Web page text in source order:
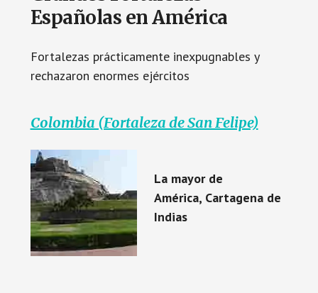
Españolas en América
Fortalezas prácticamente inexpugnables y
rechazaron enormes ejércitos
Colombia (Fortaleza de San Felipe)
La mayor de
América, Cartagena de
Indias